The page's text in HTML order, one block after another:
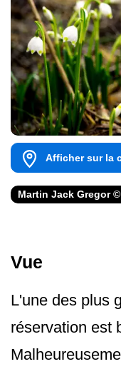
Afficher sur la
Martin Jack Gregor
Vue
L'une des plus
réservation est